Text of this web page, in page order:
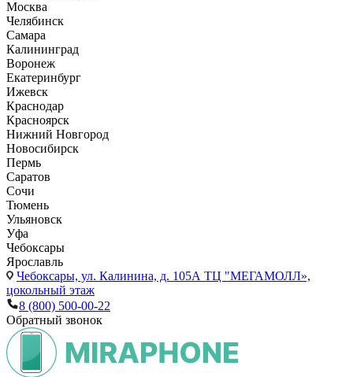
Москва
Челябинск
Самара
Калининград
Воронеж
Екатеринбург
Ижевск
Краснодар
Красноярск
Нижний Новгород
Новосибирск
Пермь
Саратов
Сочи
Тюмень
Ульяновск
Уфа
Чебоксары
Ярославль
Чебоксары, ул. Калинина, д. 105А ТЦ "МЕГАМОЛЛ»,
цокольный этаж
8 (800) 500-00-22
Обратный звонок